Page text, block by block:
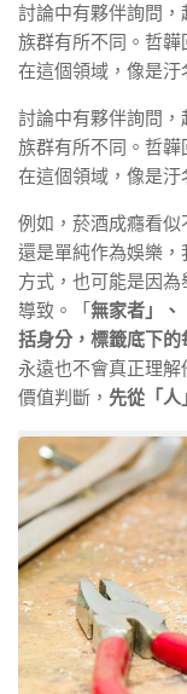
討論中有夥伴詢問
族群有所不同。哲
在這個領域，像是汙
討論中有夥伴詢問
族群有所不同。哲
在這個領域，像是汙
例如，菸酒成癮看
還是單純作為娛樂
方式，也可能是因
導致。「 無家者」、
括身分，標籤底下的
永遠也不會真正理
價值判斷， 先從「人